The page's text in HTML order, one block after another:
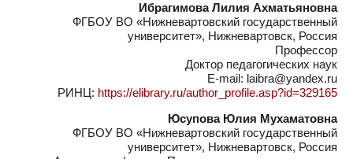
Ибрагимова Лилия Ахматьяновна
ФГБОУ ВО «Нижневартовский государственный
университет», Нижневартовск, Россия
Профессор
Доктор педагогических наук
E-mail: laibra@yandex.ru
РИНЦ: https://elibrary.ru/author_profile.asp?id=329165
Юсупова Юлия Мухаматовна
ФГБОУ ВО «Нижневартовский государственный
университет», Нижневартовск, Россия